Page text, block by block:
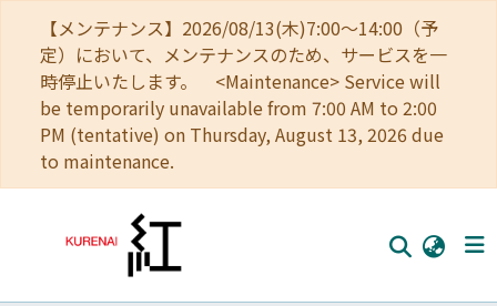
【メンテナンス】2026/08/13(木)7:00～14:00（予
定）において、メンテナンスのため、サービスを一
時停止いたします。 <Maintenance> Service will
be temporarily unavailable from 7:00 AM to 2:00
PM (tentative) on Thursday, August 13, 2026 due
to maintenance.